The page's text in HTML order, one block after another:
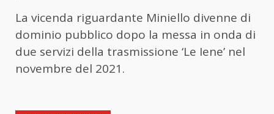
La vicenda riguardante Miniello divenne di
dominio pubblico dopo la messa in onda di
due servizi della trasmissione ‘Le Iene’ nel
novembre del 2021.